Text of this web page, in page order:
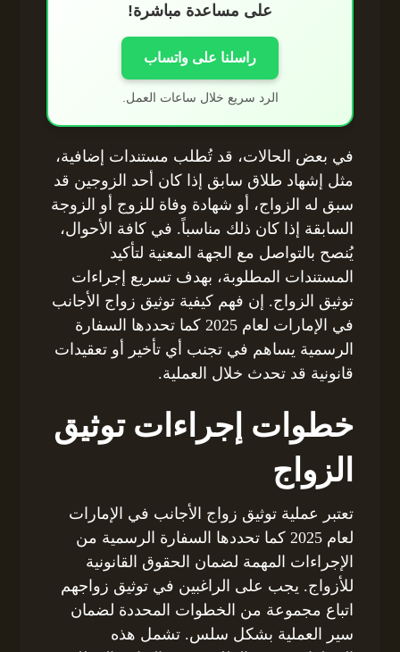
على مساعدة مباشرة!
راسلنا على واتساب
الرد سريع خلال ساعات العمل.
في بعض الحالات، قد تُطلب مستندات إضافية،
مثل إشهاد طلاق سابق إذا كان أحد الزوجين قد
سبق له الزواج، أو شهادة وفاة للزوج أو الزوجة
السابقة إذا كان ذلك مناسباً. في كافة الأحوال،
يُنصح بالتواصل مع الجهة المعنية لتأكيد
المستندات المطلوبة، بهدف تسريع إجراءات
توثيق الزواج. إن فهم كيفية توثيق زواج الأجانب
في الإمارات لعام 2025 كما تحددها السفارة
الرسمية يساهم في تجنب أي تأخير أو تعقيدات
قانونية قد تحدث خلال العملية.
خطوات إجراءات توثيق
الزواج
تعتبر عملية توثيق زواج الأجانب في الإمارات
لعام 2025 كما تحددها السفارة الرسمية من
الإجراءات المهمة لضمان الحقوق القانونية
للأزواج. يجب على الراغبين في توثيق زواجهم
اتباع مجموعة من الخطوات المحددة لضمان
سير العملية بشكل سلس. تشمل هذه